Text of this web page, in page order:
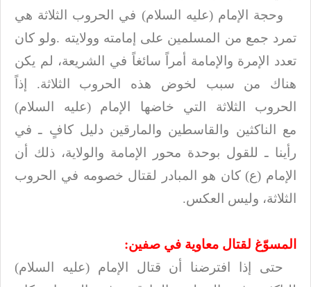
وحجة الإمام (عليه السلام) في الحروب الثلاثة هي
تمرد جمع من المسلمين على إمامته وولايته .ولو كان
تعدد الإمرة والإمامة أمراً سائغاً في الشريعة، لم يكن
هناك من
سبب لخوض هذه الحروب الثلاثة. إذاً
الحروب الثلاثة التي خاضها الإمام (عليه السلام)
مع الناكثين والقاسطين والمارقين دليل كافٍ ـ في
رأينا ـ للقول بوحدة محور الإمامة والولاية، ذلك أن
الإمام (ع) كان هو المبادر لقتال خصومه في الحروب
الثلاثة، وليس العكس.
المسوّغ لقتال معاوية في صفين:
حتى إذا افترضنا أن قتال الإمام (عليه السلام)